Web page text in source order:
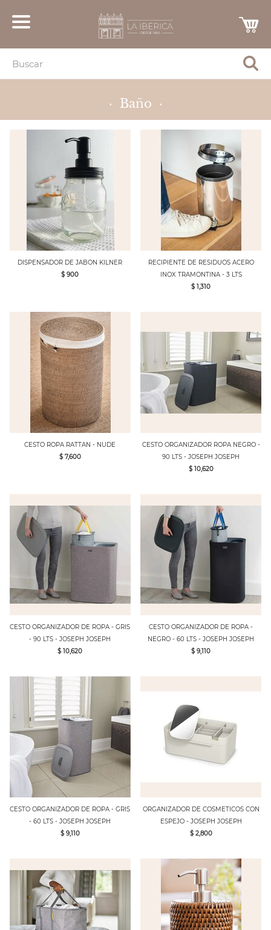
· Baño ·
DISPENSADOR DE JABON KILNER
$ 900
RECIPIENTE DE RESIDUOS ACERO
INOX TRAMONTINA - 3 LTS
$ 1,310
CESTO ROPA RATTAN - NUDE
$ 7,600
CESTO ORGANIZADOR ROPA NEGRO -
90 LTS - JOSEPH JOSEPH
$ 10,620
CESTO ORGANIZADOR DE ROPA - GRIS
- 90 LTS - JOSEPH JOSEPH
$ 10,620
CESTO ORGANIZADOR DE ROPA -
NEGRO - 60 LTS - JOSEPH JOSEPH
$ 9,110
CESTO ORGANIZADOR DE ROPA - GRIS
- 60 LTS - JOSEPH JOSEPH
$ 9,110
ORGANIZADOR DE COSMETICOS CON
ESPEJO - JOSEPH JOSEPH
$ 2,800